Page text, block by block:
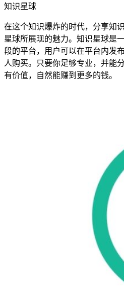
知识星球
在这个知识爆炸的时代，分享知
星球所展现的魅力。知识星球是
段的平台，用户可以在平台内发
人购买。只要你足够专业，并能
有价值，自然能赚到更多的钱。